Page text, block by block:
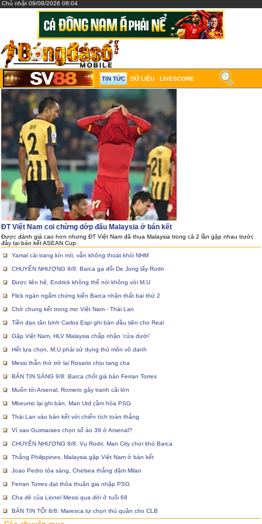
Chủ nhật 09/08/2026 08:04
TIN TỨC DỮ LIỆU LIVESCORE
ĐT Việt Nam coi chừng dớp đấu Malaysia ở bán kết
Được đánh giá cao hơn nhưng ĐT Việt Nam đã thua Malaysia trong cả 2 lần gặp nhau trước
đây tại bán kết ASEAN Cup.
Yamal cải trang kín mít, vẫn không thoát khỏi NHM
CHUYỂN NHƯỢNG 9/8: Barca gạ đổi De Jong lấy Rodri
Được liên hệ, Endrick không thể nói không với M.U
Flick ngán ngẩm chứng kiến Barca nhận thất bại thứ 2
Chờ chung kết trong mơ Việt Nam - Thái Lan
Tiền đạo tân binh Carlos Espi ghi bàn đầu tiên cho Real
Gặp Việt Nam, HLV Malaysia chấp nhận ‘cửa dưới’
Hết lựa chọn, M.U phải sử dụng thủ môn vô danh
Messi thẫn thờ trở lại Rosario chịu tang cha
BẢN TIN SÁNG 9/8: Barca chốt giá bán Ferran Torres
Muốn tới Arsenal, Romero gây tranh cãi lớn
Mbeumo lại ghi bàn, Man Utd cầm hòa PSG
Thái Lan vào bán kết với chiến tích toàn thắng
Vì sao Guimaraes chọn số áo 39 ở Arsenal?
CHUYỂN NHƯỢNG 8/8: Vụ Rodri, Man City chơi khó Barca
Thắng Philippines, Malaysia gặp Việt Nam ở bán kết
Joao Pedro tỏa sáng, Chelsea thắng đậm Milan
Ferran Torres đạt thỏa thuận gia nhập PSG
Cha đẻ của Lionel Messi qua đời ở tuổi 68
BẢN TIN TỐI 8/8: Maresca tự chọn thủ quân cho CLB